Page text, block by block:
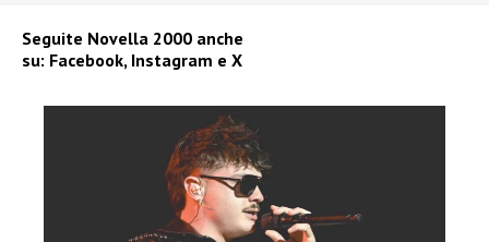
Seguite Novella 2000 anche
su: Facebook, Instagram e X